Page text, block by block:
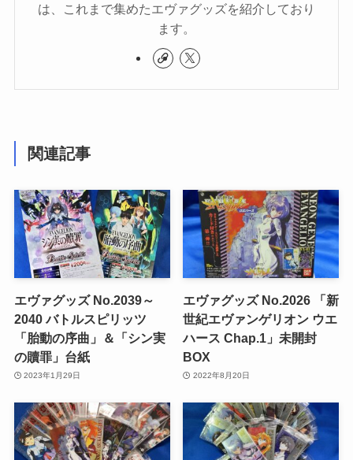
は、これまで集めたエヴァグッズを紹介しており
ます。
関連記事
エヴァグッズ No.2039～
2040 バトルスピリッツ
「胎動の序曲」＆「シン実
の贖罪」台紙
2023年1月29日
エヴァグッズ No.2026 「新
世紀エヴァンゲリオン ウエ
ハース Chap.1」未開封
BOX
2022年8月20日